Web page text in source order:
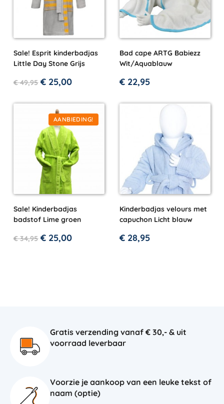
Sale! Esprit kinderbadjas
Little Day Stone Grijs
€49,95 € 25,00
Bad cape ARTG Babiezz
Wit/Aquablauw
€ 22,95
AANBIEDING!
Sale! Kinderbadjas
badstof Lime groen
€34,95 € 25,00
Kinderbadjas velours met
capuchon Licht blauw
€ 28,95
Gratis verzending vanaf € 30,- & uit
voorraad leverbaar
Voorzie je aankoop van een leuke tekst of
naam (optie)